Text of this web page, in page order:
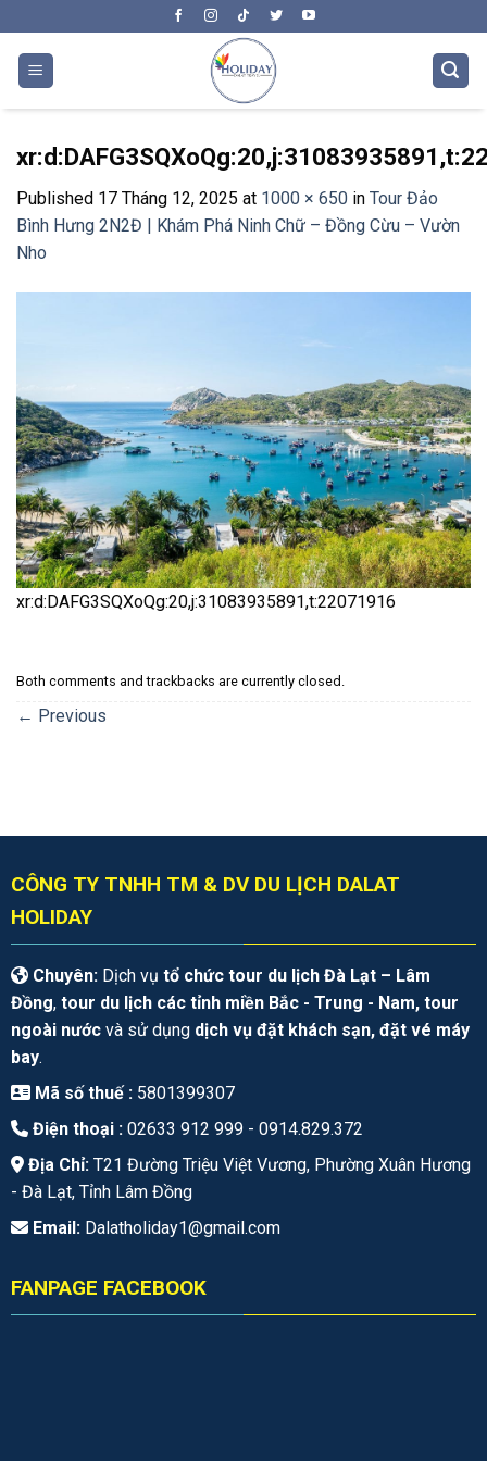
to
content
Published 17 Tháng 12, 2025 at 1000 × 650 in Tour Đảo
Bình Hưng 2N2Đ | Khám Phá Ninh Chữ – Đồng Cừu – Vườn
Nho
xr:d:DAFG3SQXoQg:20,j:31083935891,t:22071916
Both comments and trackbacks are currently closed.
← Previous
CÔNG TY TNHH TM & DV DU LỊCH DALAT
HOLIDAY
Chuyên:Dịch vụ tổ chức tour du lịch Đà Lạt – Lâm
Đồng, tour du lịch các tỉnh miền Bắc - Trung - Nam, tour
ngoài nướcvà sử dụng dịch vụ đặt khách sạn, đặt vé máy
bay.
Mã số thuế : 5801399307
Điện thoại : 02633 912 999 - 0914.829.372
Địa Chỉ: T21 Đường Triệu Việt Vương, Phường Xuân Hương
- Đà Lạt, Tỉnh Lâm Đồng
Email: Dalatholiday1@gmail.com
FANPAGE FACEBOOK